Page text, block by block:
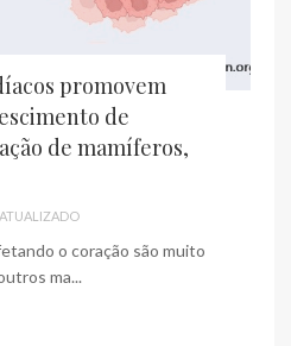
promovem
de
de mamíferos,
o coração são muito
ma...